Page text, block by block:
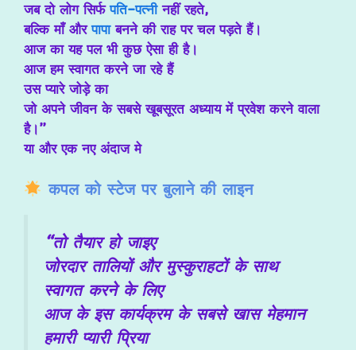
जब दो लोग सिर्फपति-पत्नीनहीं रहते,
बल्कि माँ औरपापाबनने की राह पर चल पड़ते हैं।
आज का यह पल भी कुछ ऐसा ही है।
आज हम स्वागत करने जा रहे हैं
उस प्यारे जोड़े का
जो अपने जीवन के सबसे खूबसूरत अध्याय में प्रवेश करने वाला
है।”
या और एक नए अंदाज मे
कपल को स्टेज पर बुलाने की लाइन
“तो तैयार हो जाइए
जोरदार तालियों और मुस्कुराहटों के साथ
स्वागत करने के लिए
आज के इस कार्यक्रम के सबसे खास मेहमान
हमारी प्यारी प्रिया